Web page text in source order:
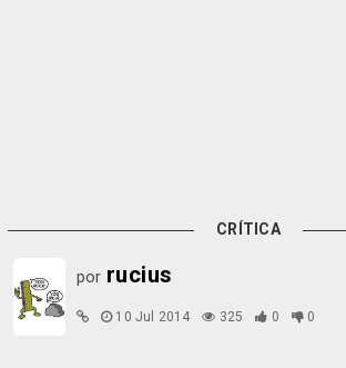
CRÍTICA
por rucius
10 Jul 2014 325 0 0